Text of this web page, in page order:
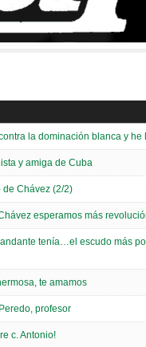
la dominación blanca y
y amiga de Cuba
de Chávez (2/2)
esperamos más
tenía…el escudo más
te amamos
profesor
c. Antonio!